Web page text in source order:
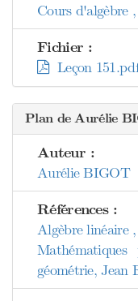
Cours d'algèbre
Fichier :
Leçon 151.pdf
Plan de Aurélie
Auteur :
Aurélie BIGOT
Références :
Algèbre linéaire
géométrie, Jean